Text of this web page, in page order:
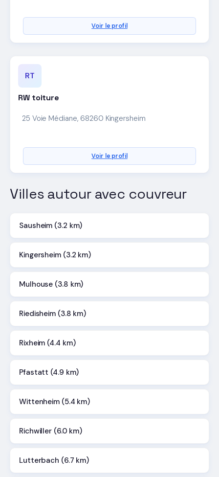
Voir le profil
RT
RW toiture
25 Voie Médiane, 68260 Kingersheim
Voir le profil
Villes autour avec couvreur
Sausheim (3.2 km)
Kingersheim (3.2 km)
Mulhouse (3.8 km)
Riedisheim (3.8 km)
Rixheim (4.4 km)
Pfastatt (4.9 km)
Wittenheim (5.4 km)
Richwiller (6.0 km)
Lutterbach (6.7 km)